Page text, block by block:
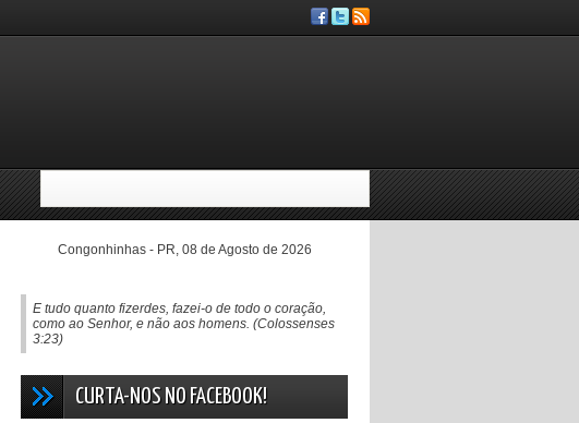
Congonhinhas - PR, 08 de Agosto de 2026
E tudo quanto fizerdes, fazei-o de todo o coração,
como ao Senhor, e não aos homens. (Colossenses
3:23)
CURTA-NOS NO FACEBOOK!